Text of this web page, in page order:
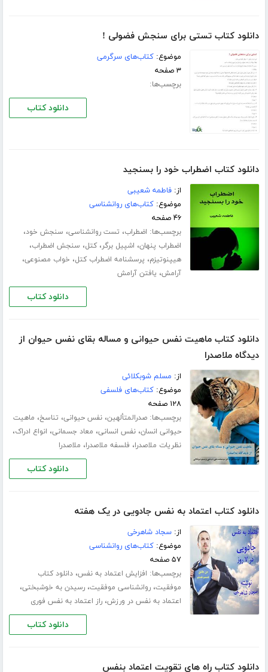
دانلود کتاب تستی برای سنجش فضولی !
موضوع:کتاب‌های سرگرمی
۳ صفحه
برچسب‌ها:
دانلود کتاب
دانلود کتاب اضطراب خود را بسنجید
از:فاطمه شعیبی
موضوع:کتاب‌های روانشناسی
۴۶ صفحه
برچسب‌ها: اضطراب، تست روانشناسی، سنجش خود،
اضطراب پنهان، اشپیل برگر،کتل، سنجش اضطراب،
هیپنوتیزم، پرسشنامه اضطراب کتل، خواب مصنوعی،
آرامش، یافتن آرامش
دانلود کتاب
دانلود کتاب ماهیت نفس حیوانی و مساله بقای نفس حیوان از
دیدگاه ملاصدرا
از: مسلم شوبکلائی
موضوع:کتاب‌های فلسفی
۱۲۸ صفحه
برچسب‌ها:صدرالمتألهین،نفس حیوانی، تناسخ، ماهیت
حیوانی انسان،نفس انسانی، معاد جسمانی، انواع ادراک،
نظریات ملاصدرا، فلسفه ملاصدرا، ملاصدرا
دانلود کتاب
دانلود کتاب اعتماد به نفس جادویی در یک هفته
از:سجاد شاهرخی
موضوع:کتاب‌های روانشناسی
۵۷ صفحه
برچسب‌ها: افزایش اعتماد به نفس،دانلود کتاب
موفقیت،روانشناسی موفقیت،رسیدن به خوشبختی،
اعتماد به نفس در ورزش،راز اعتماد به نفس فوری
دانلود کتاب
دانلود کتاب راه های تقویت اعتماد بنفس